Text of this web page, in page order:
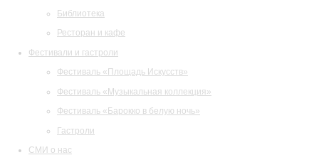
Библиотека
Ресторан и кафе
Фестивали и гастроли
Фестиваль «Площадь Искусств»
Фестиваль «Музыкальная коллекция»
Фестиваль «Барокко в белую ночь»
Гастроли
СМИ о нас